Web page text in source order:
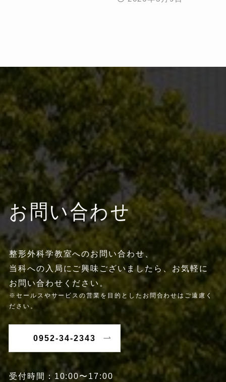
お問い合わせ
整形外科学教室へのお問い合わせ、
当科への入局にご興味ございましたら、お気軽に
お問い合わせください。
※セールスやサービスの営業を目的としたお問合わせはご遠慮く
ださい。
0952-34-2343
受付時間：10:00〜17:00